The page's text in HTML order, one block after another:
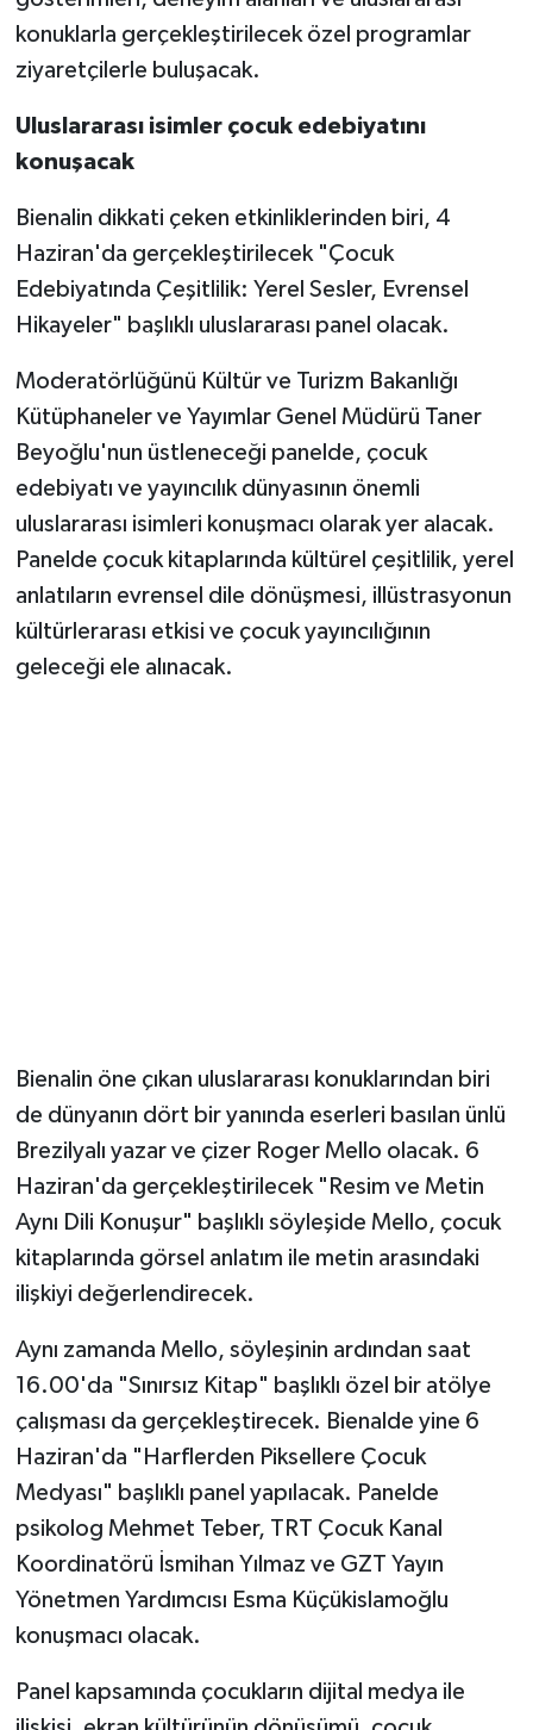
gösterimleri, deneyim alanları ve uluslararası
konuklarla gerçekleştirilecek özel programlar
ziyaretçilerle buluşacak.
Uluslararası isimler çocuk edebiyatını
konuşacak
Bienalin dikkati çeken etkinliklerinden biri, 4
Haziran'da gerçekleştirilecek "Çocuk
Edebiyatında Çeşitlilik: Yerel Sesler, Evrensel
Hikayeler" başlıklı uluslararası panel olacak.
Moderatörlüğünü Kültür ve Turizm Bakanlığı
Kütüphaneler ve Yayımlar Genel Müdürü Taner
Beyoğlu'nun üstleneceği panelde, çocuk
edebiyatı ve yayıncılık dünyasının önemli
uluslararası isimleri konuşmacı olarak yer alacak.
Panelde çocuk kitaplarında kültürel çeşitlilik, yerel
anlatıların evrensel dile dönüşmesi, illüstrasyonun
kültürlerarası etkisi ve çocuk yayıncılığının
geleceği ele alınacak.
Bienalin öne çıkan uluslararası konuklarından biri
de dünyanın dört bir yanında eserleri basılan ünlü
Brezilyalı yazar ve çizer Roger Mello olacak. 6
Haziran'da gerçekleştirilecek "Resim ve Metin
Aynı Dili Konuşur" başlıklı söyleşide Mello, çocuk
kitaplarında görsel anlatım ile metin arasındaki
ilişkiyi değerlendirecek.
Aynı zamanda Mello, söyleşinin ardından saat
16.00'da "Sınırsız Kitap" başlıklı özel bir atölye
çalışması da gerçekleştirecek. Bienalde yine 6
Haziran'da "Harflerden Piksellere Çocuk
Medyası" başlıklı panel yapılacak. Panelde
psikolog Mehmet Teber, TRT Çocuk Kanal
Koordinatörü İsmihan Yılmaz ve GZT Yayın
Yönetmen Yardımcısı Esma Küçükislamoğlu
konuşmacı olacak.
Panel kapsamında çocukların dijital medya ile